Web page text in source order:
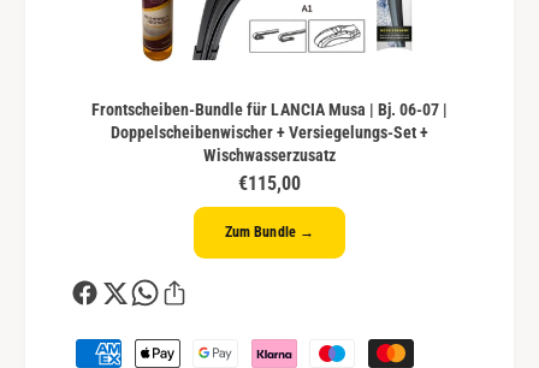
Frontscheiben-Bundle für LANCIA Musa | Bj. 06-07 |
Doppelscheibenwischer + Versiegelungs-Set +
Wischwasserzusatz
€115,00
Zum Bundle →
Z